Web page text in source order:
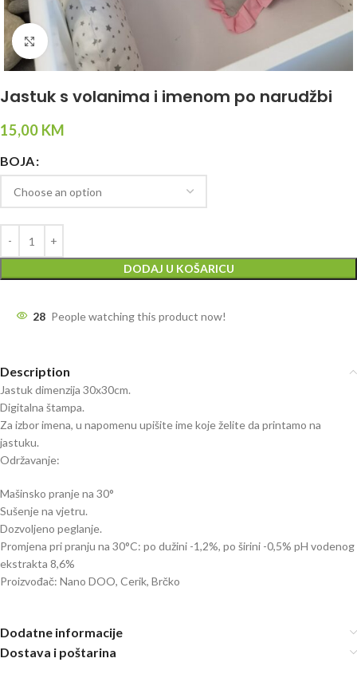
Click to enlarge
Jastuk s volanima i imenom po narudžbi
15,00 KM
BOJA
DODAJ U KOŠARICU
28 People watching this product now!
Description
Jastuk dimenzija 30x30cm.
Digitalna štampa.
Za izbor imena, u napomenu upišite ime koje želite da printamo na
jastuku.
Održavanje:
Mašinsko pranje na 30°
Sušenje na vjetru.
Dozvoljeno peglanje.
Promjena pri pranju na 30°C: po dužini -1,2%, po širini -0,5% pH vodenog
ekstrakta 8,6%
Proizvođač: Nano DOO, Cerik, Brčko
Dodatne informacije
Dostava i poštarina